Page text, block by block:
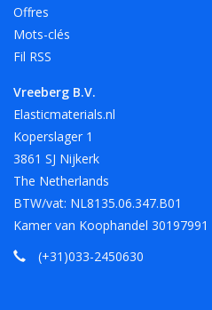
Offres
Mots-clés
Fil RSS
Vreeberg B.V.
Elasticmaterials.nl
Koperslager 1
3861 SJ Nijkerk
The Netherlands
BTW/vat: NL8135.06.347.B01
Kamer van Koophandel 30197991
(+31)033-2450630